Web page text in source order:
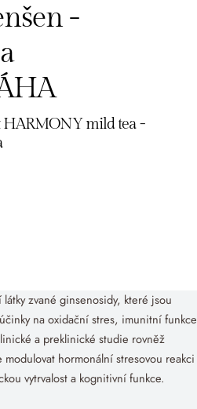
-
mild tea -
zvané ginsenosidy, které jsou
na oxidační stres, imunitní funkce
a preklinické studie rovněž
hormonální stresovou reakci
vytrvalost a kognitivní funkce.